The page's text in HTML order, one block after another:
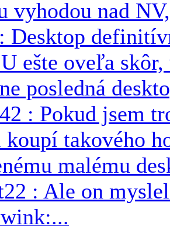
vyhodou nad
Desktop
ešte oveľa
posledná
: Pokud jsem
koupí takového
malému
: Ale on